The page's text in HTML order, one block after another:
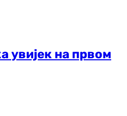
увијек на првом